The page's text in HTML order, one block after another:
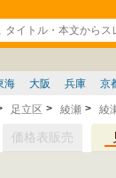
ついて
海 大阪 兵庫 京
足立区 綾瀬 綾
価格表販売